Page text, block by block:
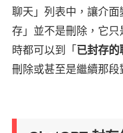
聊天」列表中，讓介
存」並不是刪除，它
時都可以到「 已封存的
刪除或甚至是繼續那段